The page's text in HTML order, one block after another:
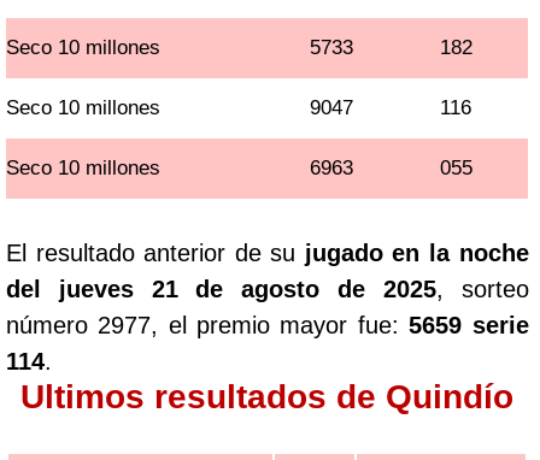
Seco 10 millones 5733 182
Seco 10 millones 9047 116
Seco 10 millones 6963 055
El resultado anterior de su jugado en la noche
del jueves 21 de agosto de 2025, sorteo
número 2977, el premio mayor fue:5659 serie
114.
Ultimos resultados de Quindío